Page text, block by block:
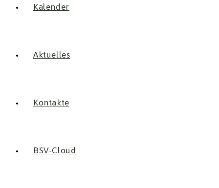
Kalender
Aktuelles
Kontakte
BSV-Cloud